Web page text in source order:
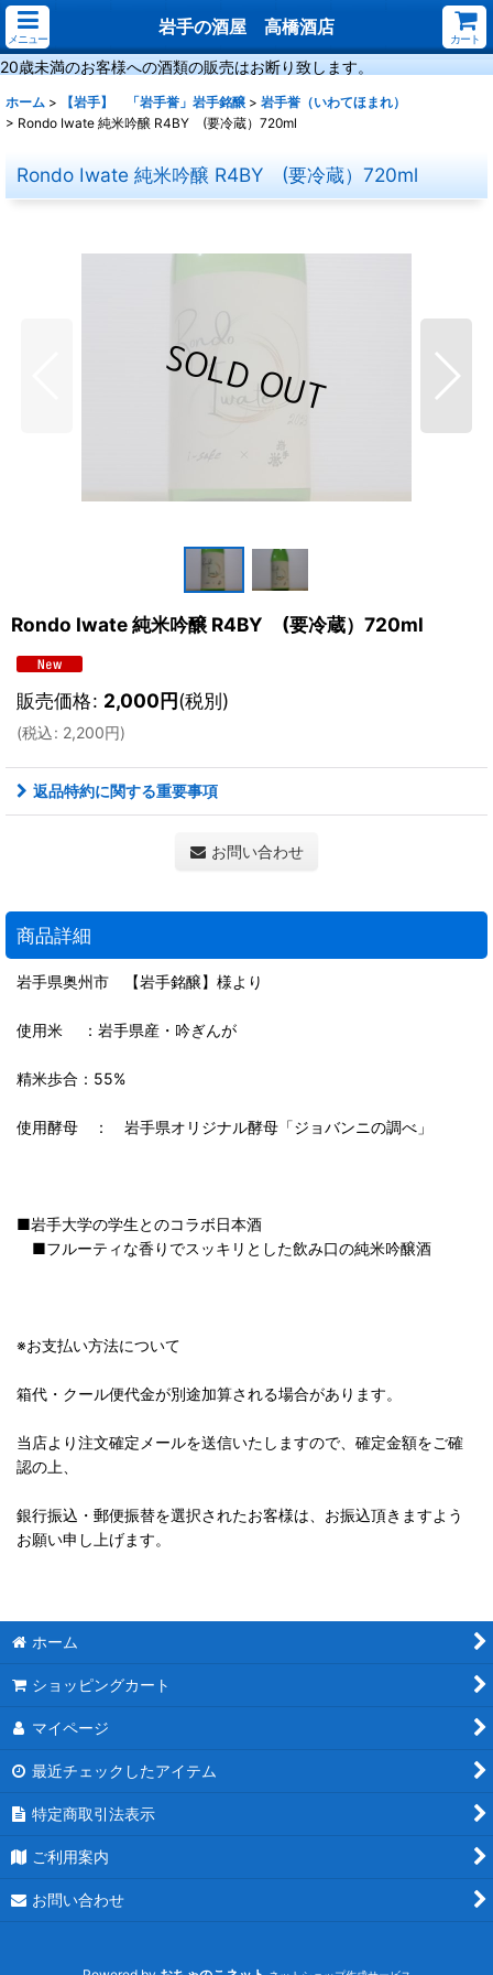
メニュー
岩手の酒屋 高橋酒店
カート
20歳未満のお客様への酒類の販売はお断り致します。
ホーム > 【岩手】 「岩手誉」岩手銘醸 > 岩手誉（いわてほまれ）
> Rondo Iwate 純米吟醸 R4BY (要冷蔵）720ml
Rondo Iwate 純米吟醸 R4BY (要冷蔵）720ml
Rondo Iwate 純米吟醸 R4BY (要冷蔵）720ml
販売価格: 2,000円(税別)
(税込: 2,200円)
返品特約に関する重要事項
お問い合わせ
商品詳細
岩手県奥州市 【岩手銘醸】様より
使用米 ：岩手県産・吟ぎんが
精米歩合：55%
使用酵母 ： 岩手県オリジナル酵母「ジョバンニの調べ」
■岩手大学の学生とのコラボ日本酒
■フルーティな香りでスッキリとした飲み口の純米吟醸酒
※お支払い方法について
箱代・クール便代金が別途加算される場合があります。
当店より注文確定メールを送信いたしますので、確定金額をご確
認の上、
銀行振込・郵便振替を選択されたお客様は、お振込頂きますよう
お願い申し上げます。
ホーム
ショッピングカート
マイページ
最近チェックしたアイテム
特定商取引法表示
ご利用案内
お問い合わせ